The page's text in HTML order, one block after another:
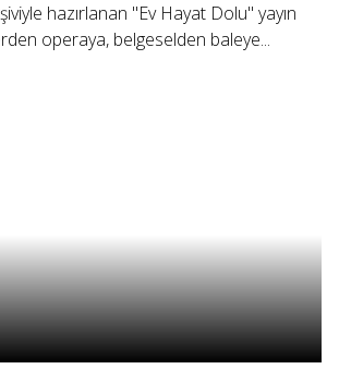
hazırlanan "Ev Hayat Dolu" yayın
operaya, belgeselden baleye...